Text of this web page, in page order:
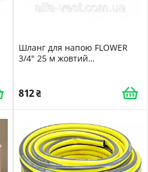
Шланг для напою FLOWER
3/4" 25 м жовтий
812